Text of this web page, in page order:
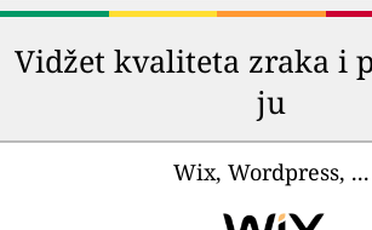
Vidžet kvaliteta zraka i
ju
Wix, Wordpress, ...